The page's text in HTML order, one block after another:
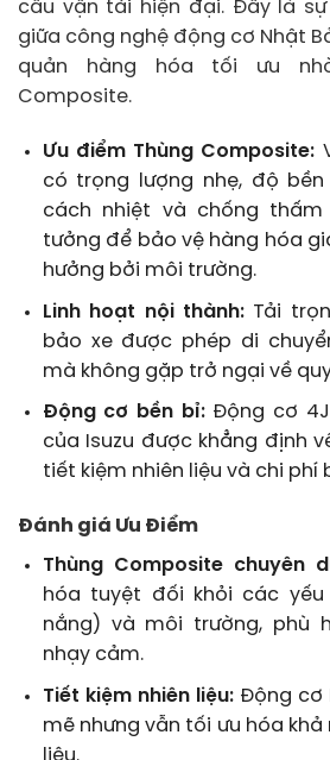
cầu vận tải hiện đại. Đây là
giữa công nghệ động cơ Nhật
quản hàng hóa tối ưu
Composite.
Ưu điểm Thùng Composite:
có trọng lượng nhẹ, độ
cách nhiệt và chống
tưởng để bảo vệ hàng hóa
hưởng bởi môi trường.
Linh hoạt nội thành:Tải
bảo xe được phép di
mà không gặp trở ngại về
Động cơ bền bỉ:Động cơ
của Isuzu được khẳng định
tiết kiệm nhiên liệu và chi phí
Đánh giá Ưu Điểm
Thùng Composite chuyên
hóa tuyệt đối khỏi các
nắng) và môi trường, phù
nhạy cảm.
Tiết kiệm nhiên liệu:Động cơ
mẽ nhưng vẫn tối ưu hóa
liệu.